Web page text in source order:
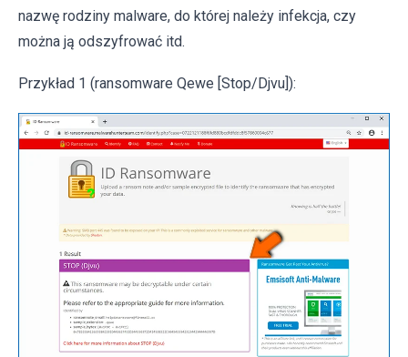
nazwę rodziny malware, do której należy infekcja, czy
można ją odszyfrować itd.
Przykład 1 (ransomware Qewe [Stop/Djvu]):